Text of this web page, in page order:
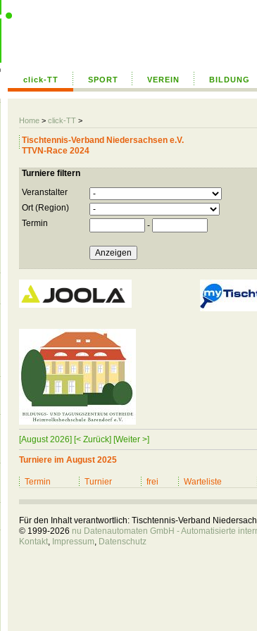
click-TT SPORT VEREIN BILDUNG
Home > click-TT >
Tischtennis-Verband Niedersachsen e.V.
TTVN-Race 2024
Turniere filtern
Veranstalter
Ort (Region)
Termin
-
[August 2026] [< Zurück] [Weiter >]
Turniere im August 2025
Termin Turnier frei Warteliste
Für den Inhalt verantwortlich: Tischtennis-Verband
© 1999-2026 nu Datenautomaten GmbH - Automatisierte
Kontakt, Impressum, Datenschutz